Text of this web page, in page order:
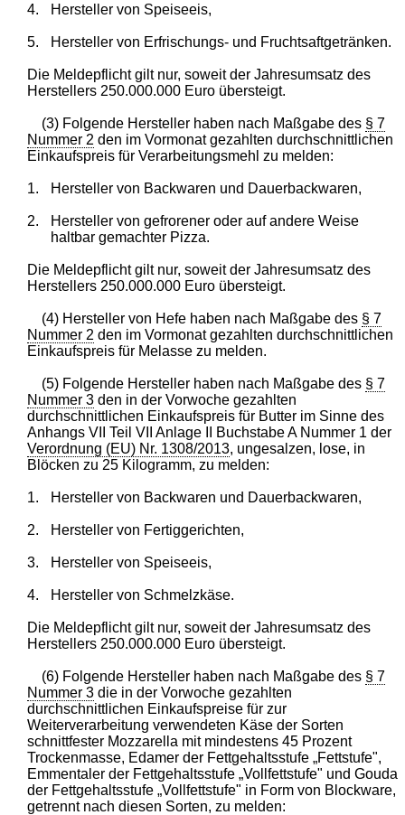
4. Hersteller von Speiseeis,
5. Hersteller von Erfrischungs- und Fruchtsaftgetränken.
Die Meldepflicht gilt nur, soweit der Jahresumsatz des
Herstellers 250.000.000 Euro übersteigt.
(3) Folgende Hersteller haben nach Maßgabe des § 7
Nummer 2 den im Vormonat gezahlten durchschnittlichen
Einkaufspreis für Verarbeitungsmehl zu melden:
1. Hersteller von Backwaren und Dauerbackwaren,
2.
Hersteller von gefrorener oder auf andere Weise
haltbar gemachter Pizza.
Die Meldepflicht gilt nur, soweit der Jahresumsatz des
Herstellers 250.000.000 Euro übersteigt.
(4) Hersteller von Hefe haben nach Maßgabe des § 7
Nummer 2 den im Vormonat gezahlten durchschnittlichen
Einkaufspreis für Melasse zu melden.
(5) Folgende Hersteller haben nach Maßgabe des § 7
Nummer 3 den in der Vorwoche gezahlten
durchschnittlichen Einkaufspreis für Butter im Sinne des
Anhangs VII Teil VII Anlage II Buchstabe A Nummer 1 der
Verordnung (EU) Nr. 1308/2013, ungesalzen, lose, in
Blöcken zu 25 Kilogramm, zu melden:
1. Hersteller von Backwaren und Dauerbackwaren,
2. Hersteller von Fertiggerichten,
3. Hersteller von Speiseeis,
4. Hersteller von Schmelzkäse.
Die Meldepflicht gilt nur, soweit der Jahresumsatz des
Herstellers 250.000.000 Euro übersteigt.
(6) Folgende Hersteller haben nach Maßgabe des § 7
Nummer 3 die in der Vorwoche gezahlten
durchschnittlichen Einkaufspreise für zur
Weiterverarbeitung verwendeten Käse der Sorten
schnittfester Mozzarella mit mindestens 45 Prozent
Trockenmasse, Edamer der Fettgehaltsstufe „Fettstufe",
Emmentaler der Fettgehaltsstufe „Vollfettstufe" und Gouda
der Fettgehaltsstufe „Vollfettstufe" in Form von Blockware,
getrennt nach diesen Sorten, zu melden: